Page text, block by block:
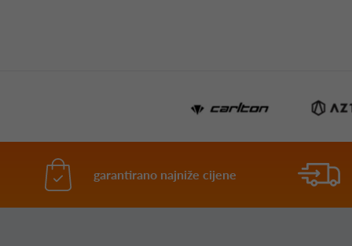
garantirano najniže cijene